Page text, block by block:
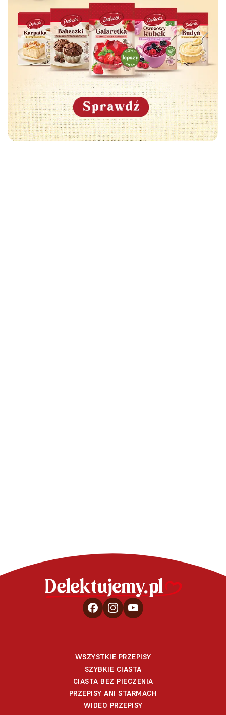
WSZYSTKIE PRZEPISY
SZYBKIE CIASTA
CIASTA BEZ PIECZENIA
PRZEPISY ANI STARMACH
WIDEO PRZEPISY